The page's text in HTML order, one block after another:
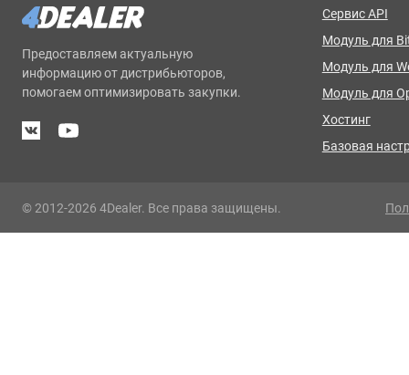
Предоставляем актуальную
информацию от дистрибьюторов,
помогаем оптимизировать закупки.
Сервис API
Модуль для
Модуль для
Модуль для
Хостинг
Базовая
© 2012-2026 4Dealer. Все права защищены.